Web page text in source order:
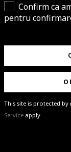
Confirm ca
pentru
This site is protected by
Service apply.